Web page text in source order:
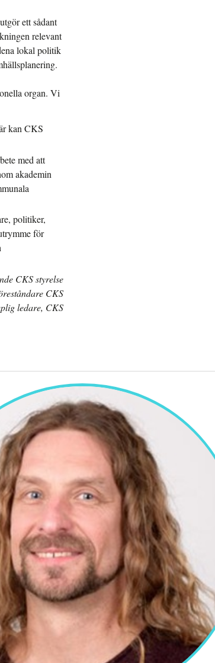
ett sådant
relevant
lokal politik
organ. Vi
kan CKS
med att
akademin
politiker,
för
CKS styrelse
CKS
ledare, CKS